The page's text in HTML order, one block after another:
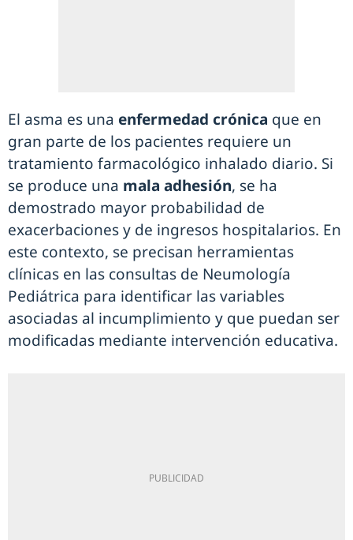
El asma es una enfermedad crónica que en
gran parte de los pacientes requiere un
tratamiento farmacológico inhalado diario. Si
se produce una mala adhesión, se ha
demostrado mayor probabilidad de
exacerbaciones y de ingresos hospitalarios. En
este contexto, se precisan herramientas
clínicas en las consultas de Neumología
Pediátrica para identificar las variables
asociadas al incumplimiento y que puedan ser
modificadas mediante intervención educativa.